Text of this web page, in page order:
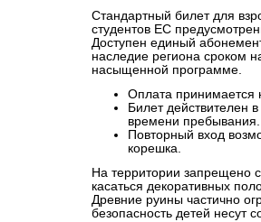
Стандартный билет для
студентов ЕС
Доступен единый
наследие региона сроком
насыщенной программе.
Оплата принимается
Билет действителен
времени пребывания.
Повторный вход
корешка.
На территории запрещено
касаться декоративных
Древние руины частично
безопасность детей несут